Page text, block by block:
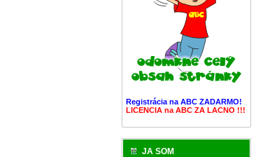
Registrácia na ABC ZADARMO!
LICENCIA na ABC ZA LACNO !!!
JA SOM